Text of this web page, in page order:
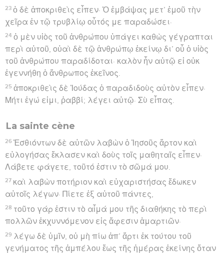
23 ὁ δὲ ἀποκριθεὶς εἶπεν· Ὁ ἐμβάψας μετ’ ἐμοῦ τὴν
χεῖρα ἐν τῷ τρυβλίῳ οὗτός με παραδώσει·
24 ὁ μὲν υἱὸς τοῦ ἀνθρώπου ὑπάγει καθὼς γέγραπται
περὶ αὐτοῦ, οὐαὶ δὲ τῷ ἀνθρώπῳ ἐκείνῳ δι’ οὗ ὁ υἱὸς
τοῦ ἀνθρώπου παραδίδοται· καλὸν ἦν αὐτῷ εἰ οὐκ
ἐγεννήθη ὁ ἄνθρωπος ἐκεῖνος.
25 ἀποκριθεὶς δὲ Ἰούδας ὁ παραδιδοὺς αὐτὸν εἶπεν·
Μήτι ἐγώ εἰμι, ῥαββί; λέγει αὐτῷ· Σὺ εἶπας.
La sainte cène
26 Ἐσθιόντων δὲ αὐτῶν λαβὼν ὁ Ἰησοῦς ἄρτον καὶ
εὐλογήσας ἔκλασεν καὶ δοὺς τοῖς μαθηταῖς εἶπεν·
Λάβετε φάγετε, τοῦτό ἐστιν τὸ σῶμά μου.
27 καὶ λαβὼν ποτήριον καὶ εὐχαριστήσας ἔδωκεν
αὐτοῖς λέγων· Πίετε ἐξ αὐτοῦ πάντες,
28 τοῦτο γάρ ἐστιν τὸ αἷμά μου τῆς διαθήκης τὸ περὶ
πολλῶν ἐκχυννόμενον εἰς ἄφεσιν ἁμαρτιῶν·
29 λέγω δὲ ὑμῖν, οὐ μὴ πίω ἀπ’ ἄρτι ἐκ τούτου τοῦ
γενήματος τῆς ἀμπέλου ἕως τῆς ἡμέρας ἐκείνης ὅταν